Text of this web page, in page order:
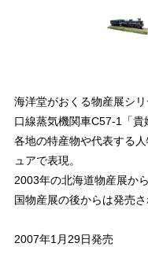
海洋堂がおくる物産展シ
口線蒸気機関車C57-1「貴
各地の特産物や代表する
ュアで表現。
2003年の北海道物産展か
国物産展の後からは発売さ
2007年1月29日発売